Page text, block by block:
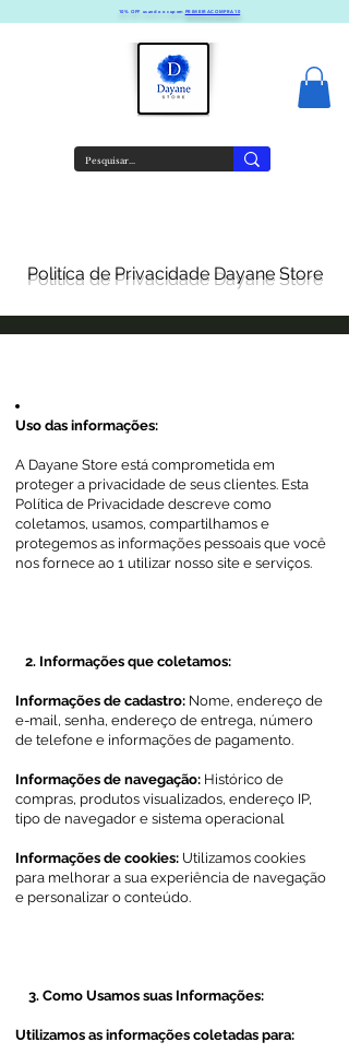
10% OFF usando o cupom PRIMEIRACOMPRA10
Politíca de Privacidade Dayane Store
Uso das informações:
A Dayane Store está comprometida em
proteger a privacidade de seus clientes. Esta
Política de Privacidade descreve como
coletamos, usamos, compartilhamos e
protegemos as informações pessoais que você
nos fornece ao 1 utilizar nosso site e serviços.
2. Informações que coletamos:
Informações de cadastro: Nome, endereço de
e-mail, senha, endereço de entrega, número
de telefone e informações de pagamento.
Informações de navegação: Histórico de
compras, produtos visualizados, endereço IP,
tipo de navegador e sistema operacional
Informações de cookies: Utilizamos cookies
para melhorar a sua experiência de navegação
e personalizar o conteúdo.
3. Como Usamos suas Informações:
Utilizamos as informações coletadas para:​